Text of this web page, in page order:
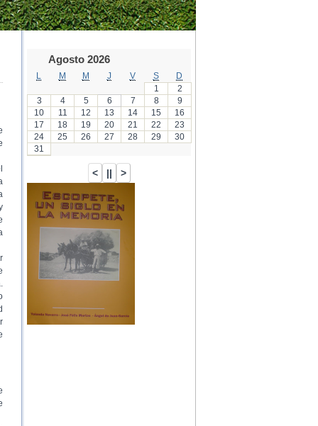
Agosto 2026
M M J V S
D
1
2
3
4 5 6 7 8
9
10
11 12 13 14 15
16
17
18 19 20 21 22
23
24
25 26 27 28 29
30
31